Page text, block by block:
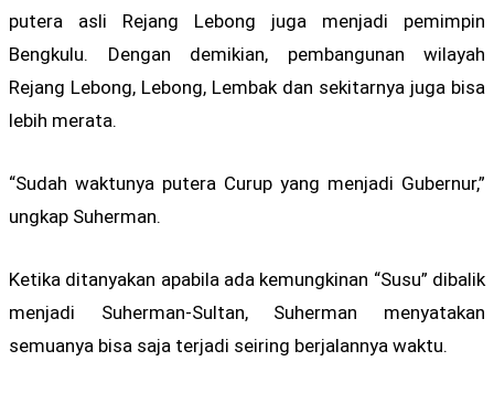
putera asli Rejang Lebong juga menjadi pemimpin
Bengkulu. Dengan demikian, pembangunan wilayah
Rejang Lebong, Lebong, Lembak dan sekitarnya juga bisa
lebih merata.
“Sudah waktunya putera Curup yang menjadi Gubernur,”
ungkap Suherman.
Ketika ditanyakan apabila ada kemungkinan “Susu” dibalik
menjadi Suherman-Sultan, Suherman menyatakan
semuanya bisa saja terjadi seiring berjalannya waktu.